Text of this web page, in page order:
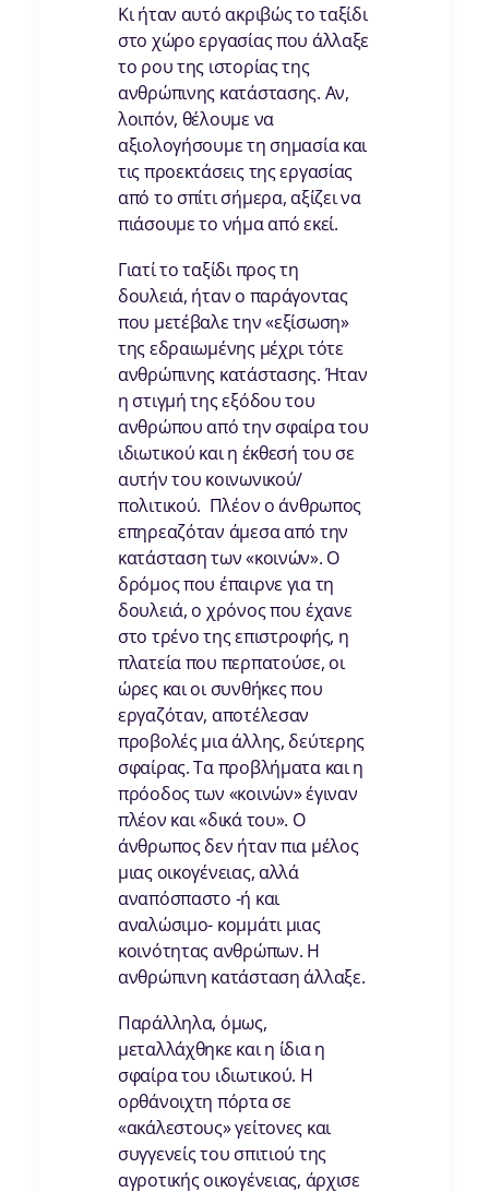
Κι ήταν αυτό ακριβώς το ταξίδι
στο χώρο εργασίας που άλλαξε
το ρου της ιστορίας της
ανθρώπινης κατάστασης. Αν,
λοιπόν, θέλουμε να
αξιολογήσουμε τη σημασία και
τις προεκτάσεις της εργασίας
από το σπίτι σήμερα, αξίζει να
πιάσουμε το νήμα από εκεί.
Γιατί το ταξίδι προς τη
δουλειά, ήταν ο παράγοντας
που μετέβαλε την «εξίσωση»
της εδραιωμένης μέχρι τότε
ανθρώπινης κατάστασης. Ήταν
η στιγμή της εξόδου του
ανθρώπου από την σφαίρα του
ιδιωτικού και η έκθεσή του σε
αυτήν του κοινωνικού/
πολιτικού. Πλέον ο άνθρωπος
επηρεαζόταν άμεσα από την
κατάσταση των «κοινών». Ο
δρόμος που έπαιρνε για τη
δουλειά, ο χρόνος που έχανε
στο τρένο της επιστροφής, η
πλατεία που περπατούσε, οι
ώρες και οι συνθήκες που
εργαζόταν, αποτέλεσαν
προβολές μια άλλης, δεύτερης
σφαίρας. Τα προβλήματα και η
πρόοδος των «κοινών» έγιναν
πλέον και «δικά του». Ο
άνθρωπος δεν ήταν πια μέλος
μιας οικογένειας, αλλά
αναπόσπαστο -ή και
αναλώσιμο- κομμάτι μιας
κοινότητας ανθρώπων. Η
ανθρώπινη κατάσταση άλλαξε.
Παράλληλα, όμως,
μεταλλάχθηκε και η ίδια η
σφαίρα του ιδιωτικού. Η
ορθάνοιχτη πόρτα σε
«ακάλεστους» γείτονες και
συγγενείς του σπιτιού της
αγροτικής οικογένειας, άρχισε